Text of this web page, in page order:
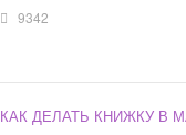
9342
КАК ДЕЛАТЬ КНИЖКУ В